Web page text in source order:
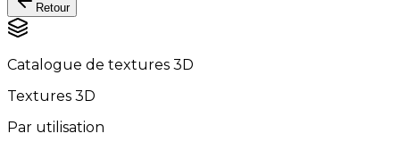
Retour
Catalogue de textures 3D
Textures 3D
Par utilisation